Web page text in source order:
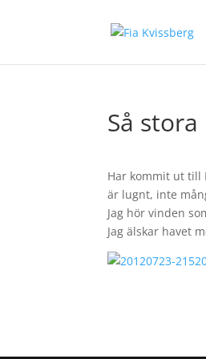
Så
Har kommit ut till
är lugnt, inte
Jag hör vinden
Jag älskar havet